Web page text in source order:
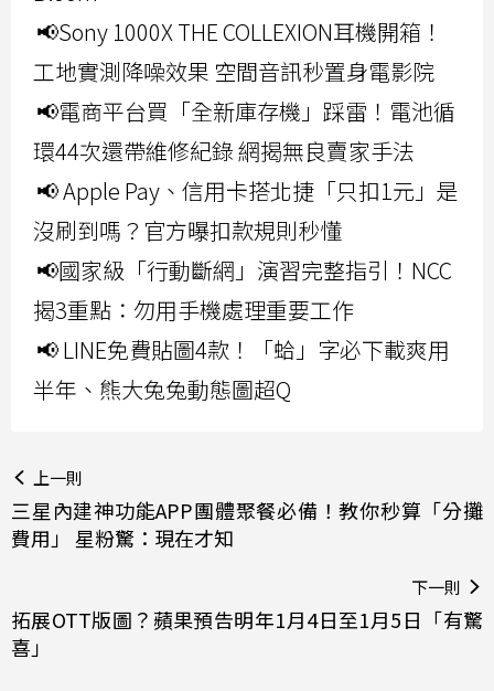
📢Sony 1000X THE COLLEXION耳機開箱！
工地實測降噪效果 空間音訊秒置身電影院
📢電商平台買「全新庫存機」踩雷！電池循
環44次還帶維修紀錄 網揭無良賣家手法
📢 Apple Pay、信用卡搭北捷「只扣1元」是
沒刷到嗎？官方曝扣款規則秒懂
📢國家級「行動斷網」演習完整指引！NCC
揭3重點：勿用手機處理重要工作
📢 LINE免費貼圖4款！「蛤」字必下載爽用
半年、熊大兔兔動態圖超Q
上一則
三星內建神功能APP團體聚餐必備！教你秒算「分攤
費用」 星粉驚：現在才知
下一則
拓展OTT版圖？蘋果預告明年1月4日至1月5日「有驚
喜」